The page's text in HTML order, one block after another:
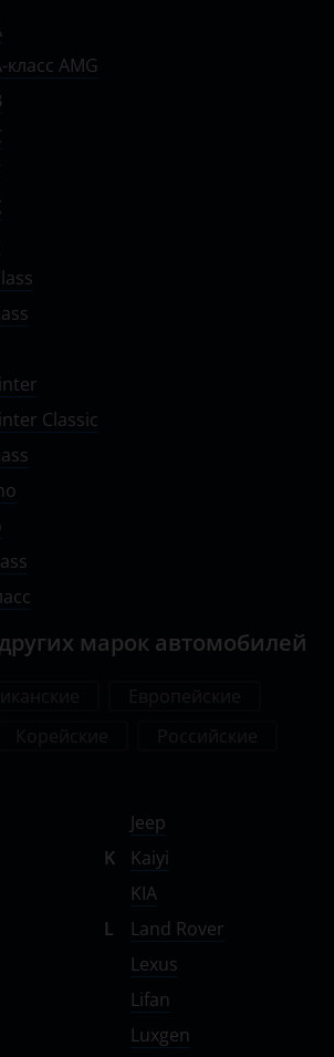
AMG
Classic
марок автомобилей
Jeep
K
Kaiyi
KIA
L
Land Rover
Lexus
Lifan
Luxgen